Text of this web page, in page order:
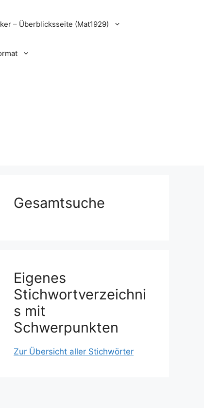
– Überblicksseite (Mat1929)
Gesamtsuche
Eigenes
Stichwortverzeichni
s mit
Schwerpunkten
Zur Übersicht aller Stichwörter